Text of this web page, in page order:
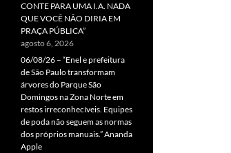
CONTE PARA UMA I.A. NADA
QUE VOCÊ NÃO DIRIA EM
PRAÇA PÚBLICA”
agosto 6, 2026
06/08/26 – “Enel e prefeitura
de São Paulo transformam
árvores do Parque São
Domingos na Zona Norte em
restos irreconhecíveis. Equipes
de poda não seguem as normas
dos próprios manuais.” Ananda
Apple